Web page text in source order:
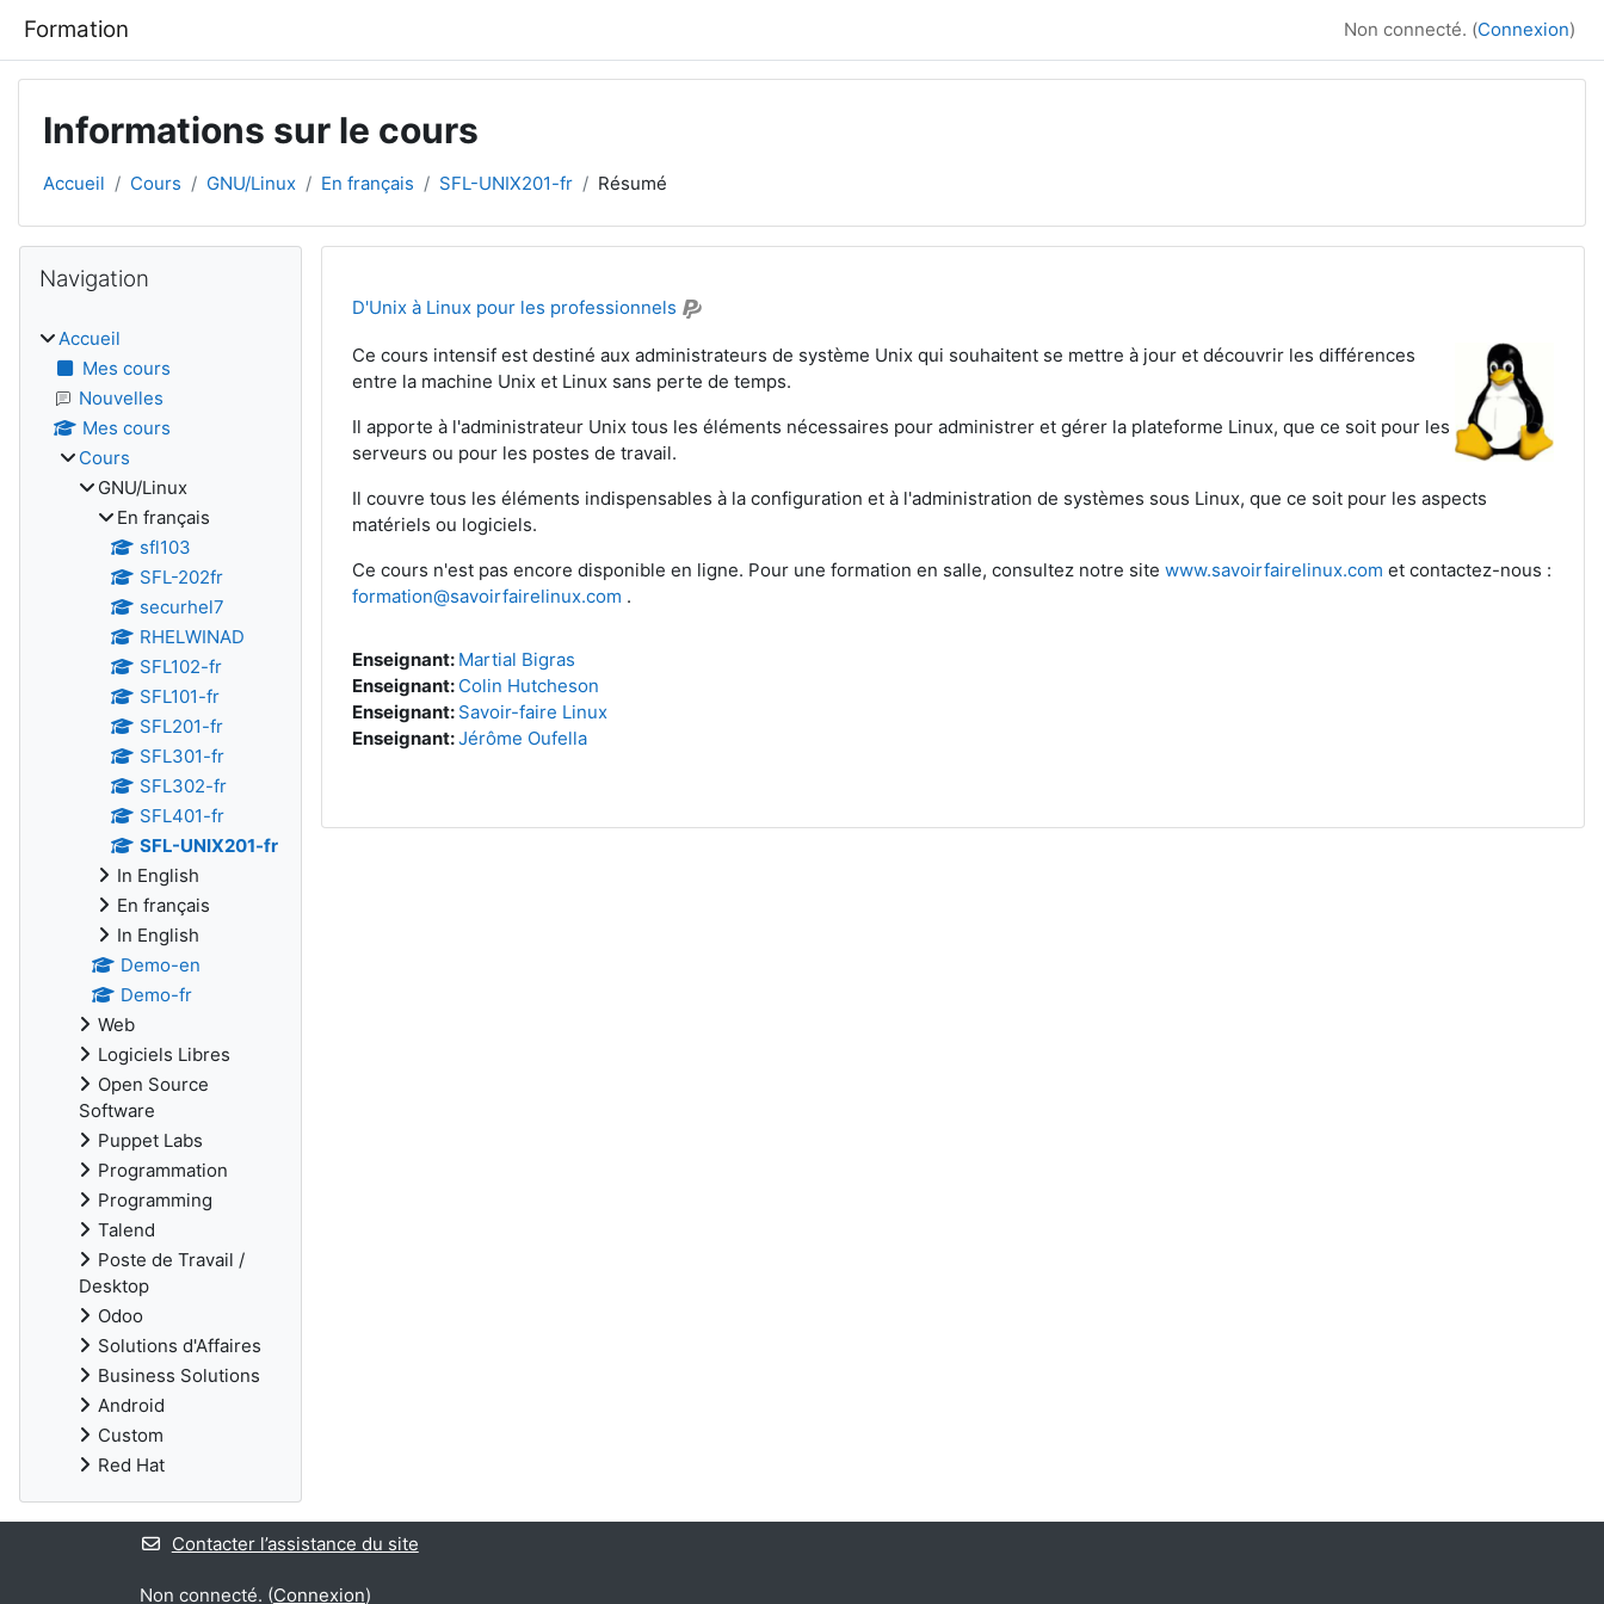
Formation Non connecté. (Connexion)
Informations sur le cours
Accueil Cours GNU/Linux En français SFL-UNIX201-fr Résumé
D'Unix à Linux pour les professionnels
Ce cours intensif est destiné aux administrateurs de système Unix qui souhaitent se mettre à jour et découvrir les différences
entre la machine Unix et Linux sans perte de temps.
Il apporte à l'administrateur Unix tous les éléments nécessaires pour administrer et gérer la plateforme Linux, que ce soit pour les
serveurs ou pour les postes de travail.
Il couvre tous les éléments indispensables à la configuration et à l'administration de systèmes sous Linux, que ce soit pour les aspects
matériels ou logiciels.
Ce cours n'est pas encore disponible en ligne. Pour une formation en salle, consultez notre site www.savoirfairelinux.com et contactez-nous :
formation@savoirfairelinux.com .
Enseignant: Martial Bigras
Enseignant: Colin Hutcheson
Enseignant: Savoir-faire Linux
Enseignant:Jérôme Oufella
Blocs
Navigation
Accueil
Mes cours
Nouvelles
Mes cours
Cours
GNU/Linux
En français
sfl103
SFL-202fr
securhel7
RHELWINAD
SFL102-fr
SFL101-fr
SFL201-fr
SFL301-fr
SFL302-fr
SFL401-fr
SFL-UNIX201-fr
In English
En français
In English
Demo-en
Demo-fr
Web
Logiciels Libres
Open Source
Software
Puppet Labs
Programmation
Programming
Talend
Poste de Travail /
Desktop
Odoo
Solutions d'Affaires
Business Solutions
Android
Custom
Red Hat
Contacter l’assistance du site
Non connecté. (Connexion)